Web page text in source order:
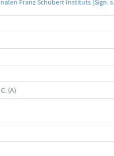
Franz Schubert Instituts [Sign.
(A)